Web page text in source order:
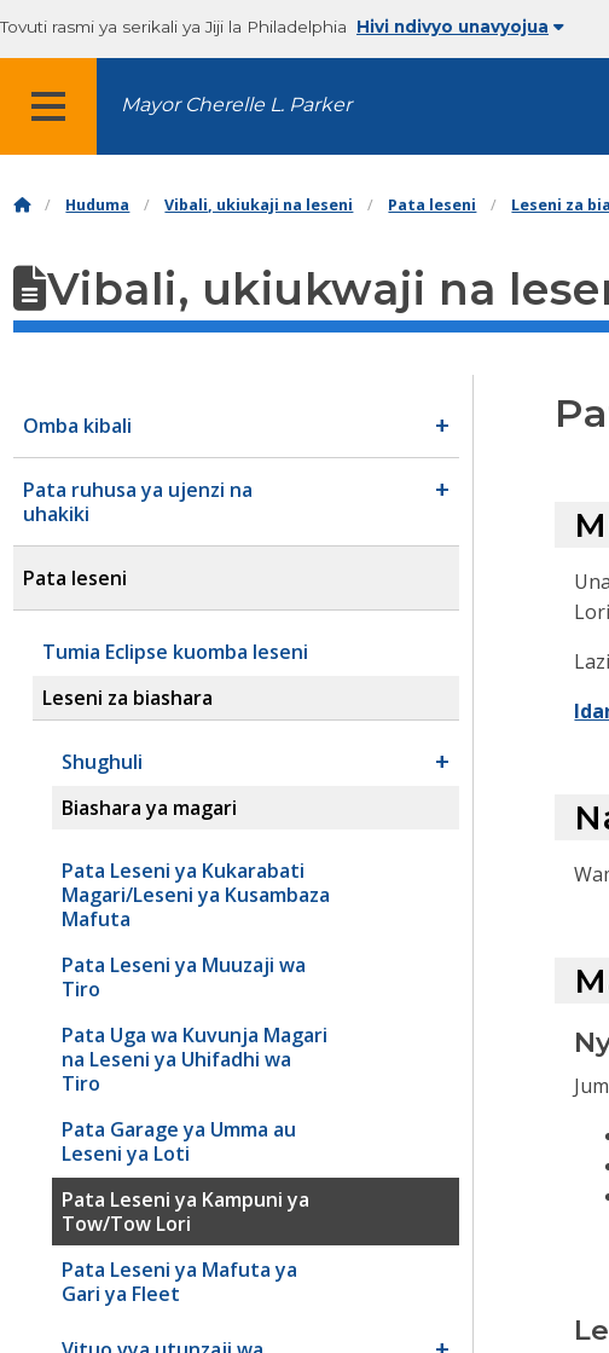
Tovuti rasmi ya serikali ya Jiji la Philadelphia Hivi ndivyo unavyojua
MENYU
Mayor Cherelle L. Parker
Huduma Vibali, ukiukaji na leseni Pata leseni Leseni za
Vibali, ukiukwaji na
Omba kibali
Pata ruhusa ya ujenzi na
uhakiki
Pata leseni
Tumia Eclipse kuomba leseni
Leseni za biashara
Shughuli
Biashara ya magari
Pata Leseni ya Kukarabati
Magari/Leseni ya Kusambaza
Mafuta
Pata Leseni ya Muuzaji wa
Tiro
Pata Uga wa Kuvunja Magari
na Leseni ya Uhifadhi wa
Tiro
Pata Garage ya Umma au
Leseni ya Loti
Pata Leseni ya Kampuni ya
Tow/Tow Lori
Pata Leseni ya Mafuta ya
Gari ya Fleet